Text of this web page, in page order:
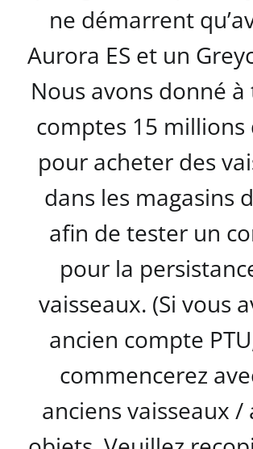
ne démarrent
Aurora ES et un
Nous avons donné à
comptes 15 millions
pour acheter des
dans les magasins
afin de tester un
pour la
vaisseaux. (Si vous
ancien compte
commencerez
anciens vaisseaux /